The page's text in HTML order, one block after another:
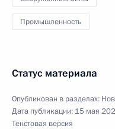
Промышленность
Статус материала
Опубликован в разделах:
Дата публикации: 15 мая
Текстовая версия